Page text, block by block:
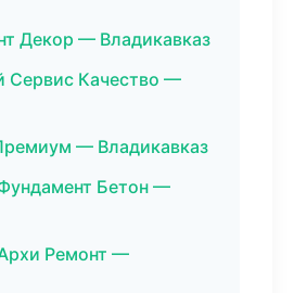
Декор — Владикавказ
Сервис Качество —
— Владикавказ
Бетон —
Ремонт —